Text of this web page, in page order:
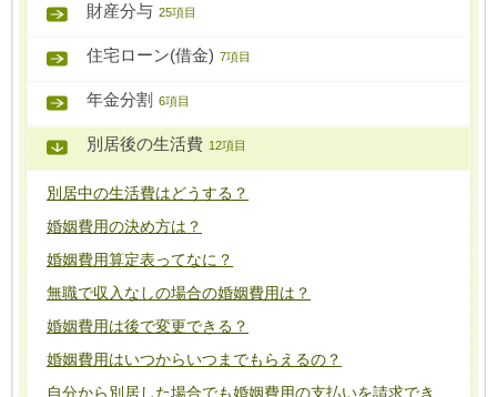
財産分与 25項目
住宅ローン(借金) 7項目
年金分割 6項目
別居後の生活費 12項目
別居中の生活費はどうする？
婚姻費用の決め方は？
婚姻費用算定表ってなに？
無職で収入なしの場合の婚姻費用は？
婚姻費用は後で変更できる？
婚姻費用はいつからいつまでもらえるの？
自分から別居した場合でも婚姻費用の支払いを請求でき